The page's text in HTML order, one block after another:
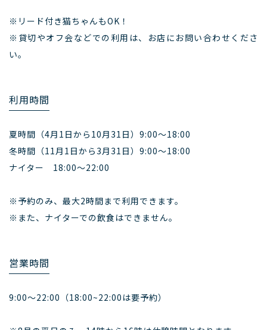
※リード付き猫ちゃんもOK！
※貸切やオフ会などでの利用は、お店にお問い合わせくださ
い。
利用時間
夏時間（4月1日から10月31日） 9:00〜18:00
冬時間（11月1日から3月31日） 9:00〜18:00
ナイター 18:00〜22:00
※予約のみ、最大2時間まで利用できます。
※また、ナイターでの飲食はできません。
営業時間
9:00～22:00（18:00~22:00は要予約）